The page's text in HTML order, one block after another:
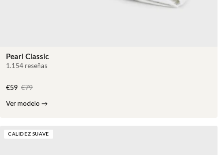
Pearl Classic
1.154 reseñas
€59 €79
Ver modelo →
CALIDEZ SUAVE